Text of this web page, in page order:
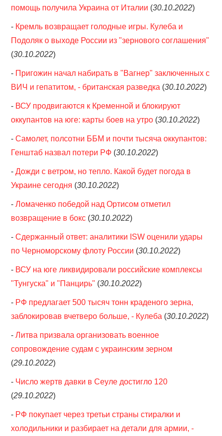
помощь получила Украина от Италии (30.10.2022)
- Кремль возвращает голодные игры. Кулеба и
Подоляк о выходе России из "зернового соглашения"
(30.10.2022)
- Пригожин начал набирать в "Вагнер" заключенных с
ВИЧ и гепатитом, - британская разведка (30.10.2022)
- ВСУ продвигаются к Кременной и блокируют
оккупантов на юге: карты боев на утро (30.10.2022)
-Самолет, полсотни ББМ и почти тысяча оккупантов:
Генштаб назвал потери РФ (30.10.2022)
-Дожди с ветром, но тепло. Какой будет погода в
Украине сегодня (30.10.2022)
-Ломаченко победой над Ортисом отметил
возвращение в бокс (30.10.2022)
-Сдержанный ответ: аналитики ISW оценили удары
по Черноморскому флоту России (30.10.2022)
- ВСУ на юге ликвидировали российские комплексы
"Тунгуска" и "Панцирь" (30.10.2022)
- РФ предлагает 500 тысяч тонн краденого зерна,
заблокировав вчетверо больше, - Кулеба (30.10.2022)
-Литва призвала организовать военное
сопровождение судам с украинским зерном
(29.10.2022)
- Число жертв давки в Сеуле достигло 120
(29.10.2022)
- РФ покупает через третьи страны стиралки и
холодильники и разбирает на детали для армии, -